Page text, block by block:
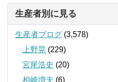
生産者別に見る
生産者ブログ (3,578)
上野晃 (229)
宮尾浩史 (20)
相崎増夫 (6)